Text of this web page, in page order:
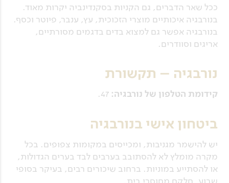
ככל שאר הדברים, גם הקניות בסקנדינביה יקרות מאוד.
בנורבגיה איכותיים מוצרי הזכוכית, עץ, ענבר, פיוטר וכסף.
בנורבגיה אפשר גם למצוא בדים בדגמים מסורתיים,
אריגים וסוודרים.
נורבגיה – תקשורת
קידומת הטלפון של נורבגיה: 47.
ביטחון אישי בנורבגיה
יש להישמר מגניבות, ומכייסים במקומות צפופים. בכל
מקרה מומלץ לא להסתובב בערבים לבד בערים הגדולות,
או להסתייע במוניות. ברחוב שיכורים רבים, בעיקר בסופי